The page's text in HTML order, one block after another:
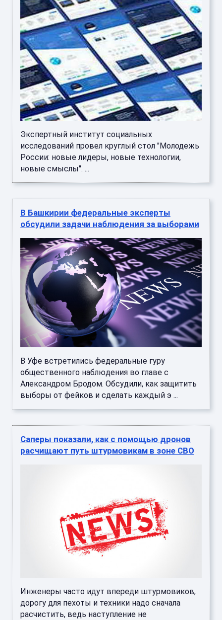
Экспертный институт социальных
исследований провел круглый стол "Молодежь
России: новые лидеры, новые технологии,
новые смыслы". ...
В Башкирии федеральные эксперты
обсудили задачи наблюдения за выборами
В Уфе встретились федеральные гуру
общественного наблюдения во главе с
Александром Бродом. Обсудили, как защитить
выборы от фейков и сделать каждый э ...
Саперы показали, как с помощью дронов
расчищают путь штурмовикам в зоне СВО
Инженеры часто идут впереди штурмовиков,
дорогу для пехоты и техники надо сначала
расчистить, ведь наступление не